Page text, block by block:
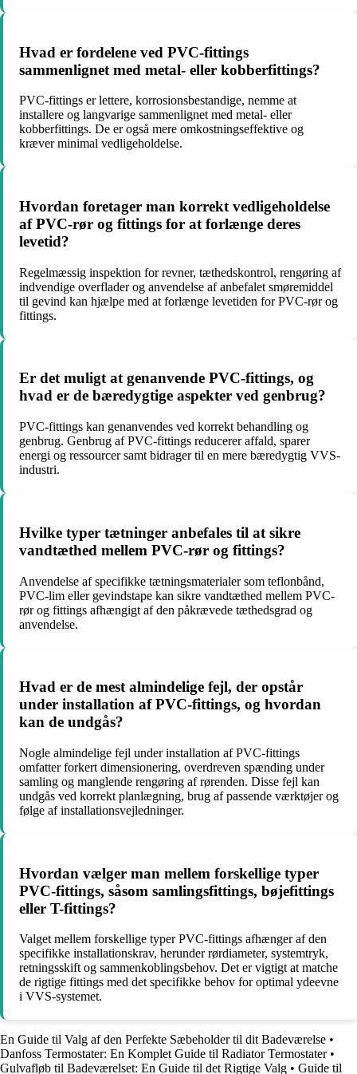
Hvad er fordelene ved PVC-fittings
sammenlignet med metal- eller kobberfittings?
PVC-fittings er lettere, korrosionsbestandige, nemme at
installere og langvarige sammenlignet med metal- eller
kobberfittings. De er også mere omkostningseffektive og
kræver minimal vedligeholdelse.
Hvordan foretager man korrekt vedligeholdelse
af PVC-rør og fittings for at forlænge deres
levetid?
Regelmæssig inspektion for revner, tæthedskontrol, rengøring af
indvendige overflader og anvendelse af anbefalet smøremiddel
til gevind kan hjælpe med at forlænge levetiden for PVC-rør og
fittings.
Er det muligt at genanvende PVC-fittings, og
hvad er de bæredygtige aspekter ved genbrug?
PVC-fittings kan genanvendes ved korrekt behandling og
genbrug. Genbrug af PVC-fittings reducerer affald, sparer
energi og ressourcer samt bidrager til en mere bæredygtig VVS-
industri.
Hvilke typer tætninger anbefales til at sikre
vandtæthed mellem PVC-rør og fittings?
Anvendelse af specifikke tætningsmaterialer som teflonbånd,
PVC-lim eller gevindstape kan sikre vandtæthed mellem PVC-
rør og fittings afhængigt af den påkrævede tæthedsgrad og
anvendelse.
Hvad er de mest almindelige fejl, der opstår
under installation af PVC-fittings, og hvordan
kan de undgås?
Nogle almindelige fejl under installation af PVC-fittings
omfatter forkert dimensionering, overdreven spænding under
samling og manglende rengøring af rørenden. Disse fejl kan
undgås ved korrekt planlægning, brug af passende værktøjer og
følge af installationsvejledninger.
Hvordan vælger man mellem forskellige typer
PVC-fittings, såsom samlingsfittings, bøjefittings
eller T-fittings?
Valget mellem forskellige typer PVC-fittings afhænger af den
specifikke installationskrav, herunder rørdiameter, systemtryk,
retningsskift og sammenkoblingsbehov. Det er vigtigt at matche
de rigtige fittings med det specifikke behov for optimal ydeevne
i VVS-systemet.
En Guide til Valg af den Perfekte Sæbeholder til dit Badeværelse •
Danfoss Termostater: En Komplet Guide til Radiator Termostater•
Gulvafløb til Badeværelset: En Guide til det Rigtige Valg • Guide til